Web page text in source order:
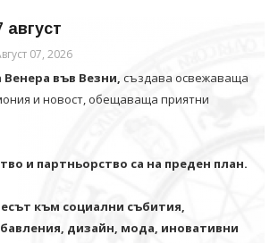
август
07, 2026
Венера във Везни, създава освежаваща
и новост, обещаваща приятни
и партньорство са на преден план.
към социални събития,
дизайн, мода, иновативни